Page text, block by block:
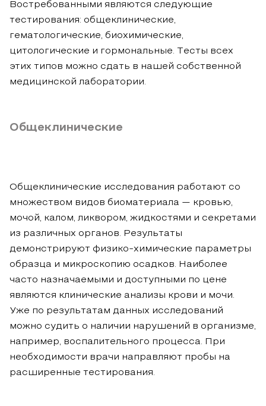
Востребованными являются следующие
тестирования: общеклинические,
гематологические, биохимические,
цитологические и гормональные. Тесты всех
этих типов можно сдать в нашей собственной
медицинской лаборатории.
Общеклинические
Общеклинические исследования работают со
множеством видов биоматериала — кровью,
мочой, калом, ликвором, жидкостями и секретами
из различных органов. Результаты
демонстрируют физико-химические параметры
образца и микроскопию осадков. Наиболее
часто назначаемыми и доступными по цене
являются клинические анализы крови и мочи.
Уже по результатам данных исследований
можно судить о наличии нарушений в организме,
например, воспалительного процесса. При
необходимости врачи направляют пробы на
расширенные тестирования.